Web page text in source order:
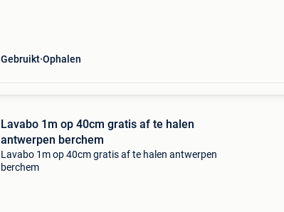
Gebruikt Ophalen
Lavabo 1m op 40cm gratis af te halen
antwerpen berchem
Lavabo 1m op 40cm gratis af te halen antwerpen
berchem